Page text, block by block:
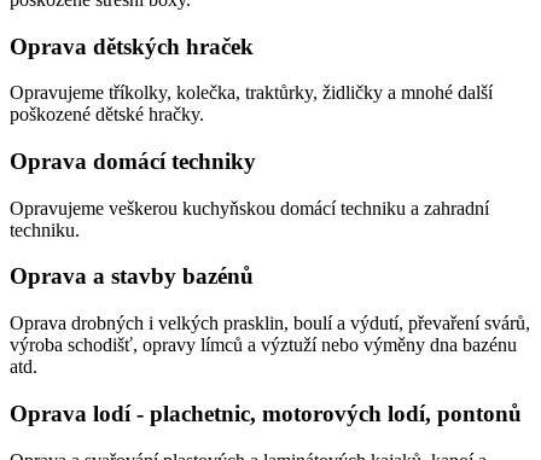
Oprava dětských hraček
Opravujeme tříkolky, kolečka, traktůrky, židličky a mnohé další
poškozené dětské hračky.
Oprava domácí techniky
Opravujeme veškerou kuchyňskou domácí techniku a zahradní
techniku.
Oprava a stavby bazénů
Oprava drobných i velkých prasklin, boulí a výdutí, převaření svárů,
výroba schodišť, opravy límců a výztuží nebo výměny dna bazénu
atd.
Oprava lodí - plachetnic, motorových lodí, pontonů